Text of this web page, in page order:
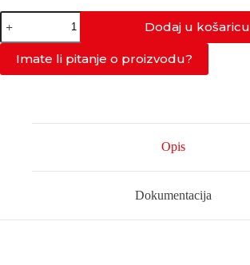
ASONIC
DISPLAY-
PRO-
MODELI
Dodaj u košaricu
Imate li pitanje o proizvodu?
Opis
Dokumentacija